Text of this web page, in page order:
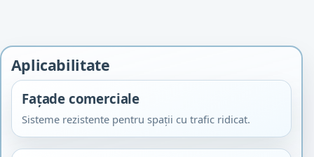
Aplicabilitate
Fațade comerciale
Sisteme rezistente pentru spații cu trafic ridicat.